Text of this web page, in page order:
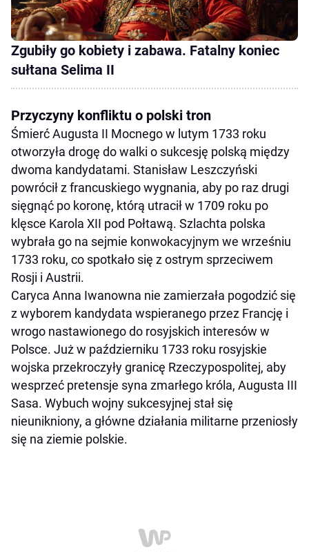
Zgubiły go kobiety i zabawa. Fatalny koniec
sułtana Selima II
Przyczyny konfliktu o polski tron
Śmierć Augusta II Mocnego w lutym 1733 roku
otworzyła drogę do walki o sukcesję polską między
dwoma kandydatami. Stanisław Leszczyński
powrócił z francuskiego wygnania, aby po raz drugi
sięgnąć po koronę, którą utracił w 1709 roku po
klęsce Karola XII pod Połtawą. Szlachta polska
wybrała go na sejmie konwokacyjnym we wrześniu
1733 roku, co spotkało się z ostrym sprzeciwem
Rosji i Austrii.
Caryca Anna Iwanowna nie zamierzała pogodzić się
z wyborem kandydata wspieranego przez Francję i
wrogo nastawionego do rosyjskich interesów w
Polsce. Już w październiku 1733 roku rosyjskie
wojska przekroczyły granicę Rzeczypospolitej, aby
wesprzeć pretensje syna zmarłego króla, Augusta III
Sasa. Wybuch wojny sukcesyjnej stał się
nieunikniony, a główne działania militarne przeniosły
się na ziemie polskie.